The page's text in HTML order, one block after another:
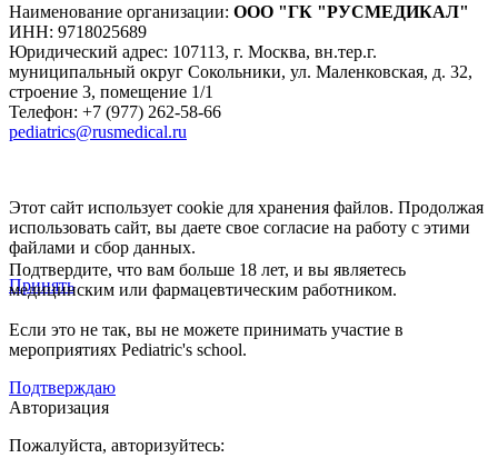
Наименование организации: ООО "ГК "РУСМЕДИКАЛ"
ИНН: 9718025689
Юридический адрес: 107113, г. Москва, вн.тер.г.
муниципальный округ Сокольники, ул. Маленковская, д. 32,
строение 3, помещение 1/1
Телефон: +7 (977) 262-58-66
pediatrics@rusmedical.ru
Этот сайт использует cookie для хранения файлов. Продолжая
использовать сайт, вы даете свое согласие на работу с этими
файлами и сбор данных.
Принять
Подтвердите, что вам больше 18 лет, и вы являетесь
медицинским или фармацевтическим работником.
Если это не так, вы не можете принимать участие в
мероприятиях Pediatric's school.
Подтверждаю
Авторизация
Пожалуйста, авторизуйтесь: